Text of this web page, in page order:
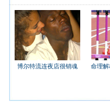
博尔特流连夜店很销魂 命理